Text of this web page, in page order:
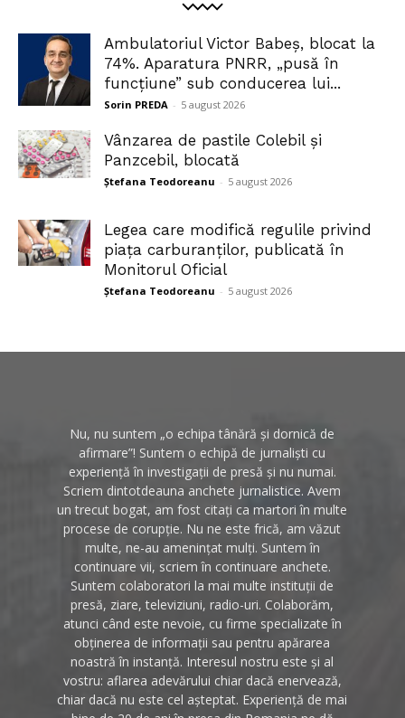
Ambulatoriul Victor Babeș, blocat la
74%. Aparatura PNRR, „pusă în
funcțiune” sub conducerea lui...
Sorin PREDA - 5 august 2026
Vânzarea de pastile Colebil și
Panzcebil, blocată
Ștefana Teodoreanu - 5 august 2026
Legea care modifică regulile privind
piața carburanților, publicată în
Monitorul Oficial
Ștefana Teodoreanu - 5 august 2026
Nu, nu suntem „o echipa tânără și dornică de
afirmare”! Suntem o echipă de jurnaliști cu
experiență în investigații de presă și nu numai.
Scriem dintotdeauna anchete jurnalistice. Avem
un trecut bogat, am fost citați ca martori în multe
procese de corupție. Nu ne este frică, am văzut
multe, ne-au amenințat mulți. Suntem în
continuare vii, scriem în continuare anchete.
Suntem colaboratori la mai multe instituții de
presă, ziare, televiziuni, radio-uri. Colaborăm,
atunci când este nevoie, cu firme specializate în
obținerea de informații sau pentru apărarea
noastră în instanță. Interesul nostru este și al
vostru: aflarea adevărului chiar dacă enervează,
chiar dacă nu este cel așteptat. Experiență de mai